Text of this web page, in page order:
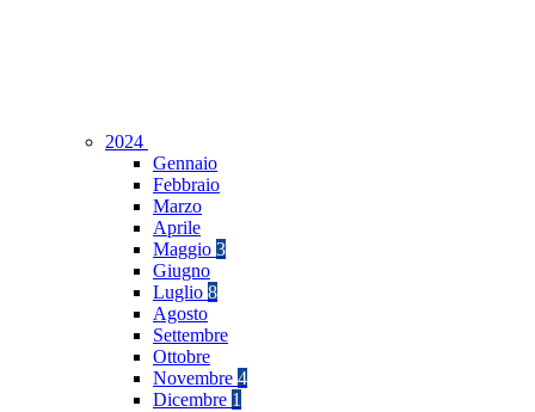
2024
Gennaio
Febbraio
Marzo
Aprile
Maggio 3
Giugno
Luglio 8
Agosto
Settembre
Ottobre
Novembre 4
Dicembre 1